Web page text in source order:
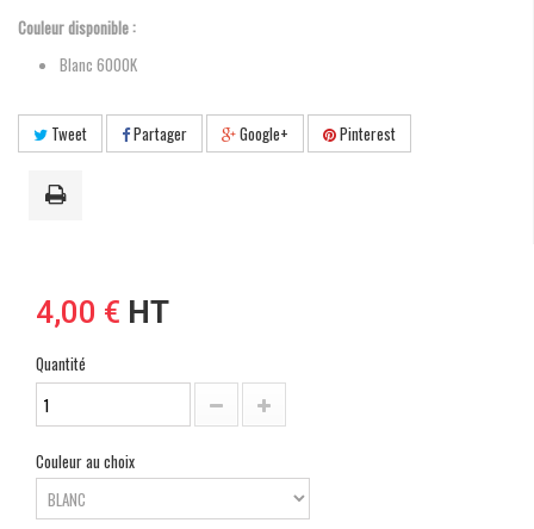
Couleur disponible :
Blanc 6000K
Tweet Partager Google+ Pinterest
4,00 € HT
Quantité
Couleur au choix